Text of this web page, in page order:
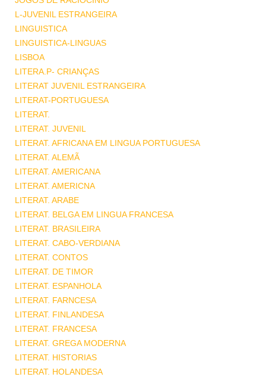
L-JUVENIL ESTRANGEIRA
LINGUISTICA
LINGUISTICA-LINGUAS
LISBOA
LITERA.P- CRIANÇAS
LITERAT JUVENIL ESTRANGEIRA
LITERAT-PORTUGUESA
LITERAT.
LITERAT. JUVENIL
LITERAT. AFRICANA EM LINGUA PORTUGUESA
LITERAT. ALEMÃ
LITERAT. AMERICANA
LITERAT. AMERICNA
LITERAT. ARABE
LITERAT. BELGA EM LINGUA FRANCESA
LITERAT. BRASILEIRA
LITERAT. CABO-VERDIANA
LITERAT. CONTOS
LITERAT. DE TIMOR
LITERAT. ESPANHOLA
LITERAT. FARNCESA
LITERAT. FINLANDESA
LITERAT. FRANCESA
LITERAT. GREGA MODERNA
LITERAT. HISTORIAS
LITERAT. HOLANDESA